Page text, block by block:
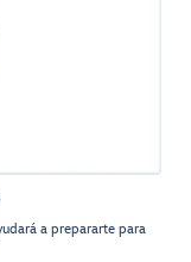
a prepararte para